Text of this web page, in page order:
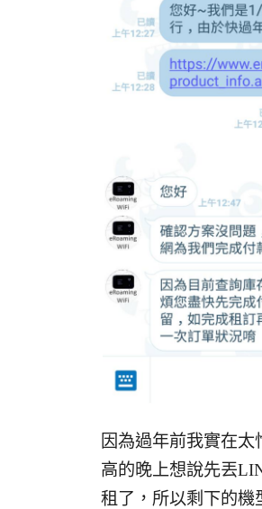
因為過年前我實在
高的晚上想說先丟
租了，所以剩下的機